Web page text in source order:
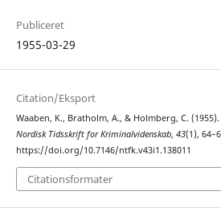
Publiceret
1955-03-29
Citation/Eksport
Waaben, K., Bratholm, A., & Holmberg, C.
Nordisk Tidsskrift for Kriminalvidenskab, 43(1),
https://doi.org/10.7146/ntfk.v43i1.138011
Citationsformater